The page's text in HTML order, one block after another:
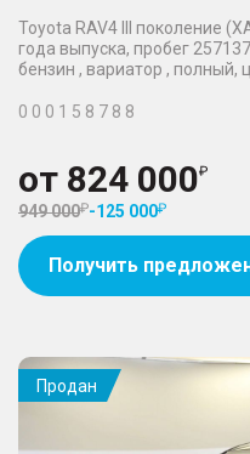
Toyota RAV4 III поколение
года выпуска, пробег
бензин , вариатор , полный,
0 0 0 1 5 8 7 8 8
от 824 000
949 000 -125 000
Получить
Продан